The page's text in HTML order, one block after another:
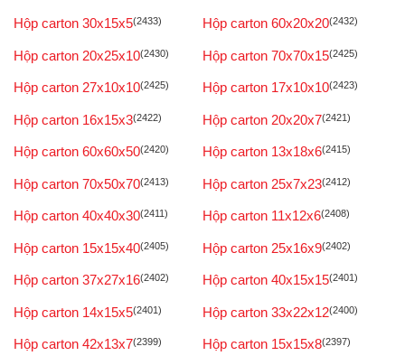
Hộp carton 30x15x5(2433) Hộp carton 60x20x20(2432)
Hộp carton 20x25x10(2430) Hộp carton 70x70x15(2425)
Hộp carton 27x10x10(2425) Hộp carton 17x10x10(2423)
Hộp carton 16x15x3(2422) Hộp carton 20x20x7(2421)
Hộp carton 60x60x50(2420) Hộp carton 13x18x6(2415)
Hộp carton 70x50x70(2413) Hộp carton 25x7x23(2412)
Hộp carton 40x40x30(2411) Hộp carton 11x12x6(2408)
Hộp carton 15x15x40(2405) Hộp carton 25x16x9(2402)
Hộp carton 37x27x16(2402) Hộp carton 40x15x15(2401)
Hộp carton 14x15x5(2401) Hộp carton 33x22x12(2400)
Hộp carton 42x13x7(2399) Hộp carton 15x15x8(2397)